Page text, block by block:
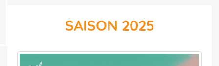
SAISON 2025